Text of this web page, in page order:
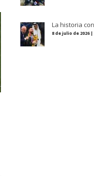
La historia
8 de julio de 2026